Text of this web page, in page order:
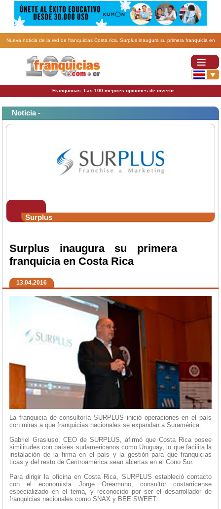
Nueva noticia de la red de franquicias Costa rica. Surplus inaugura su primera franquicia en
Franquicias. Las 100 mejores opciones de invertir
Noticia -
Surplus
Surplus inaugura su primera
franquicia en Costa Rica
13.04.2016
La franquicia de consultoría SURPLUS inició operaciones en el país
con miras a que franquicias nacionales se expandan a Suramérica.
Gabriel Grasiuso, CEO de SURPLUS, afirmó que Costa Rica posee
similitudes con países sudamericanos como Uruguay, lo que facilita la
instalación de la firma en el país y la gestión para que franquicias
ticas y del resto de Centroamérica sean abiertas en el Cono Sur.
Para dirigir la oficina en Costa Rica, SURPLUS estableció contacto
con el economista Jorge Oreamuno, consultor costarricense
especializado en el tema, y reconocido por ser el desarrollador de
franquicias nacionales como SNAX y BEE SWEET.